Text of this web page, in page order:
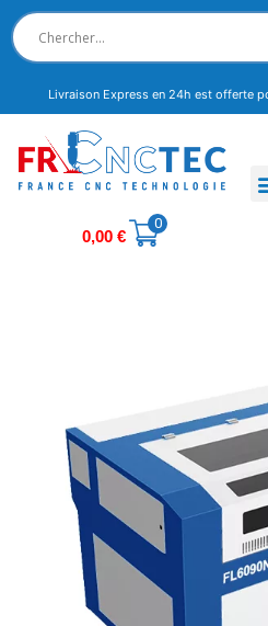
Livraison Express en 24h est offerte
0,00 €
0